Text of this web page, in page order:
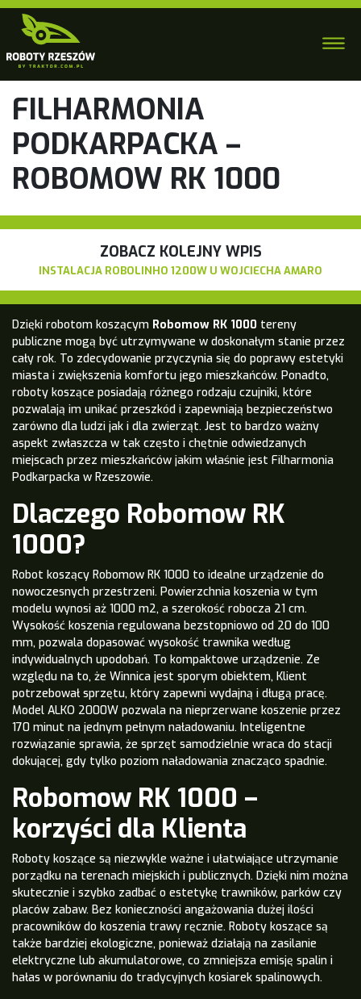
FILHARMONIA
PODKARPACKA –
ROBOMOW RK 1000
ZOBACZ KOLEJNY WPIS
INSTALACJA ROBOLINHO 1200W U WOJCIECHA AMARO
Dzięki robotom koszącym Robomow RK 1000 tereny
publiczne mogą być utrzymywane w doskonałym stanie przez
cały rok. To zdecydowanie przyczynia się do poprawy estetyki
miasta i zwiększenia komfortu jego mieszkańców. Ponadto,
roboty koszące posiadają różnego rodzaju czujniki, które
pozwalają im unikać przeszkód i zapewniają bezpieczeństwo
zarówno dla ludzi jak i dla zwierząt. Jest to bardzo ważny
aspekt zwłaszcza w tak często i chętnie odwiedzanych
miejscach przez mieszkańców jakim właśnie jest Filharmonia
Podkarpacka w Rzeszowie.
Dlaczego Robomow RK
1000?
Robot koszący Robomow RK 1000 to idealne urządzenie do
nowoczesnych przestrzeni. Powierzchnia koszenia w tym
modelu wynosi aż 1000 m2, a szerokość robocza 21 cm.
Wysokość koszenia regulowana bezstopniowo od 20 do 100
mm, pozwala dopasować wysokość trawnika według
indywidualnych upodobań. To kompaktowe urządzenie. Ze
względu na to, że Winnica jest sporym obiektem, Klient
potrzebował sprzętu, który zapewni wydajną i długą pracę.
Model ALKO 2000W pozwala na nieprzerwane koszenie przez
170 minut na jednym pełnym naładowaniu. Inteligentne
rozwiązanie sprawia, że sprzęt samodzielnie wraca do stacji
dokującej, gdy tylko poziom naładowania znacząco spadnie.
Robomow RK 1000 –
korzyści dla Klienta
Roboty koszące są niezwykle ważne i ułatwiające utrzymanie
porządku na terenach miejskich i publicznych. Dzięki nim można
skutecznie i szybko zadbać o estetykę trawników, parków czy
placów zabaw. Bez konieczności angażowania dużej ilości
pracowników do koszenia trawy ręcznie. Roboty koszące są
także bardziej ekologiczne, ponieważ działają na zasilanie
elektryczne lub akumulatorowe, co zmniejsza emisję spalin i
hałas w porównaniu do tradycyjnych kosiarek spalinowych.